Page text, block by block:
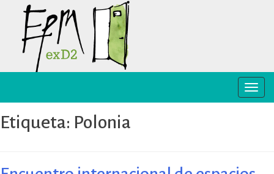
content
Derechos Humanos exD2 (EPM
ex-D2) es un sitio recuperado para
preservación y difusión de la
Toggle
Etiqueta: Polonia